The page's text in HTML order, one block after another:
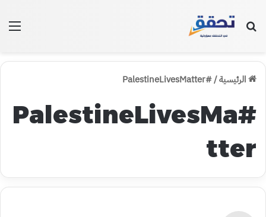
بحث عن
الرئيسية/
#PalestineLivesMatter
#PalestineLivesMa
tter